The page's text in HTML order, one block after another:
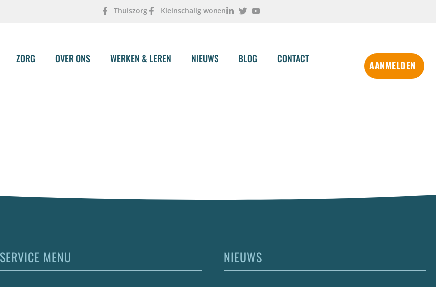
Thuiszorg Kleinschalig wonen
ZORG OVER ONS WERKEN & LEREN NIEUWS BLOG CONTACT
AANMELDEN
SERVICE MENU NIEUWS